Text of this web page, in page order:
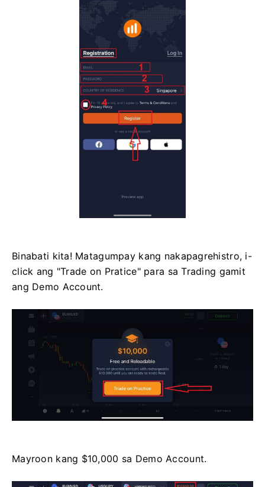
Binabati kita! Matagumpay kang nakapagrehistro, i-
click ang "Trade on Pratice" para sa Trading gamit
ang Demo Account.
Mayroon kang $10,000 sa Demo Account.